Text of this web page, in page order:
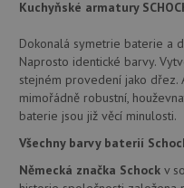
Kuchyňské armatury
Dokonalá symetrie baterie a
Naprosto identické barvy.
stejném provedení jako dřez.
mimořádně robustní,
baterie jsou již věcí minulosti.
Všechny barvy baterií
Německá značka Schock v
drezy.cz